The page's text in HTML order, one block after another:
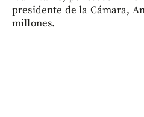
presidente de la Cámara,
millones.